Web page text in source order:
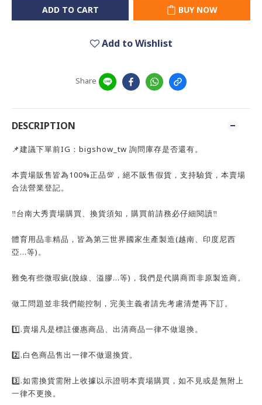
ADD TO CART BUY NOW
Add to Wishlist
Share
DESCRIPTION
📌建議下單前IG：bigshow_tw 詢問庫存是否還有。
本賣場販售皆為100%正品💯，絕不販售假貨，支持驗貨，本賣場
合法營業登記。
‼️台南大秀賣場購買、換貨須知，購買前請務必仔細閱讀‼️
體育用品非精品，皆為第三世界國家生產製造(越南、印度尼西
亞…等)。
難免有些微瑕疵(脫線、溢膠…等)，我們是代購商而非原製造商。
做工問題並非我們能控制，完美主義者請先考慮清楚再下訂。
1️⃣.賣場凡是標註優惠商品、出清商品一律不做退換。
2️⃣.白色商品售出一律不做退換貨。
3️⃣.如需換貨需附上收據以示證明本賣場購買，如不見或是無附上
一律不更換。